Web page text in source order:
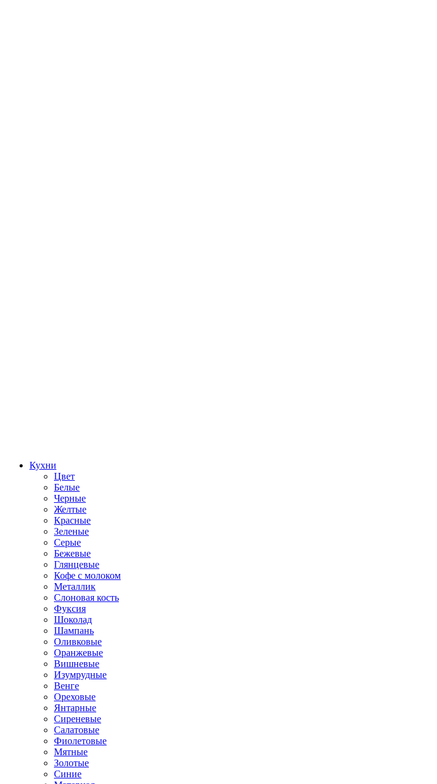
Кухни
Цвет
Белые
Черные
Желтые
Красные
Зеленые
Серые
Бежевые
Глянцевые
Кофе с молоком
Металлик
Слоновая кость
Фуксия
Шоколад
Шампань
Оливковые
Оранжевые
Вишневые
Изумрудные
Венге
Ореховые
Янтарные
Сиреневые
Салатовые
Фиолетовые
Мятные
Золотые
Синие